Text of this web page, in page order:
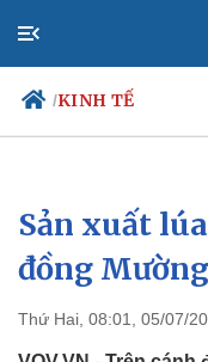
/KINH TẾ
Chính trị
Đảng
Tổ chức nhân sự
Nhận diện sự thật
Sản xuất
đồng
Thứ Hai, 08:01, 05/07/